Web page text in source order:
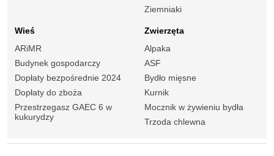
Ziemniaki
Wieś
ARiMR
Budynek gospodarczy
Dopłaty bezpośrednie 2024
Dopłaty do zboża
Przestrzegasz GAEC 6 w
kukurydzy
Zwierzęta
Alpaka
ASF
Bydło mięsne
Kurnik
Mocznik w żywieniu bydła
Trzoda chlewna